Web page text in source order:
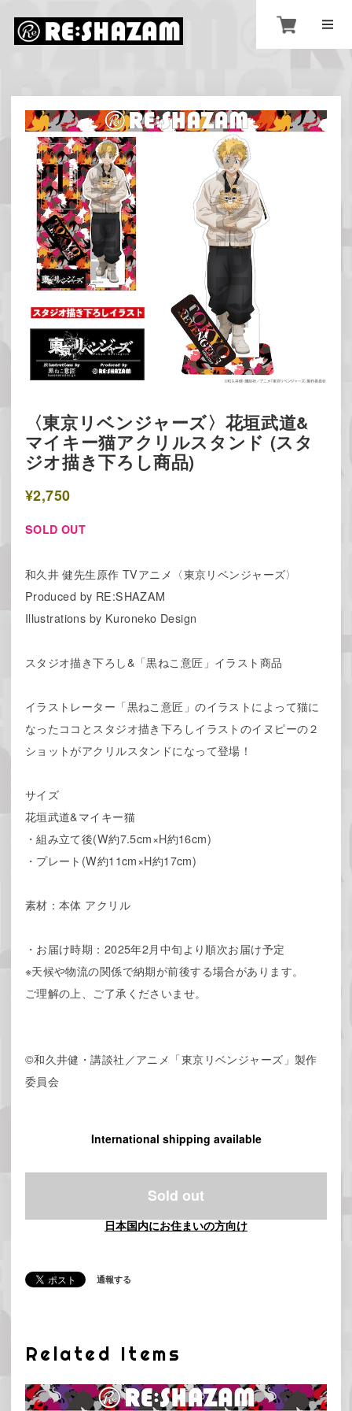
〈東京リベンジャーズ〉花垣武道&
マイキー猫アクリルスタンド (スタ
ジオ描き下ろし商品)
¥2,750
SOLD OUT
和久井 健先生原作 TVアニメ〈東京リベンジャーズ〉
Produced by RE:SHAZAM
Illustrations by Kuroneko Design
スタジオ描き下ろし&「黒ねこ意匠」イラスト商品
イラストレーター「黒ねこ意匠」のイラストによって猫に
なったココとスタジオ描き下ろしイラストのイヌピーの２
ショットがアクリルスタンドになって登場！
サイズ
花垣武道&マイキー猫
・組み立て後(W約7.5cm×H約16cm)
・プレート(W約11cm×H約17cm)
素材：本体 アクリル
・お届け時期：2025年2月中旬より順次お届け予定
※天候や物流の関係で納期が前後する場合があります。
ご理解の上、ご了承くださいませ。
©和久井健・講談社／アニメ「東京リベンジャーズ」製作
委員会
International shipping available
Sold out
日本国内にお住まいの方向け
通報する
Related Items